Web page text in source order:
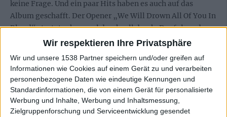
Wir respektieren Ihre Privatsphäre
Wir und unsere 1538 Partner speichern und/oder greifen auf
Informationen wie Cookies auf einem Gerät zu und verarbeiten
personenbezogene Daten wie eindeutige Kennungen und
Standardinformationen, die von einem Gerät für personalisierte
Werbung und Inhalte, Werbung und Inhaltsmessung,
Zielgruppenforschung und Serviceentwicklung gesendet
keine Frage. Und ein paar Hits haben es auch auf das
Album geschafft. Der Opener „We Will Drown All Of You In
Blood“ startet schon mal druckvoll durch. Der folgende
Titeltrack ist ziemlich episch und eignet sich
Ties“ hat was. Ebenfalls wenigstens auffallend ist
„Übermensch“, das komplett in deutsch gehalten ist. Die
Texte sind zugegeben etwas klobig dargeboten, aber das
hält den Song nicht davon ab, hervorzustechen.